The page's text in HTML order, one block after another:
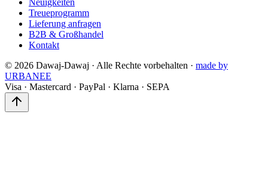
Neuigkeiten
Treueprogramm
Lieferung anfragen
B2B & Großhandel
Kontakt
© 2026 Dawaj-Dawaj · Alle Rechte vorbehalten · made by
URBANEE
Visa · Mastercard · PayPal · Klarna · SEPA